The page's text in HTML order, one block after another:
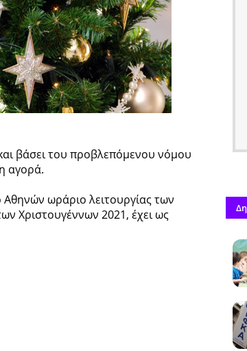
βάσει του προβλεπόμενου νόμου
αγορά.
ωράριο λειτουργίας των
Χριστουγέννων 2021, έχει ως